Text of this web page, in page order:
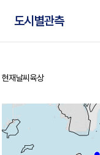
도시별관측
홈
현재날씨 육상